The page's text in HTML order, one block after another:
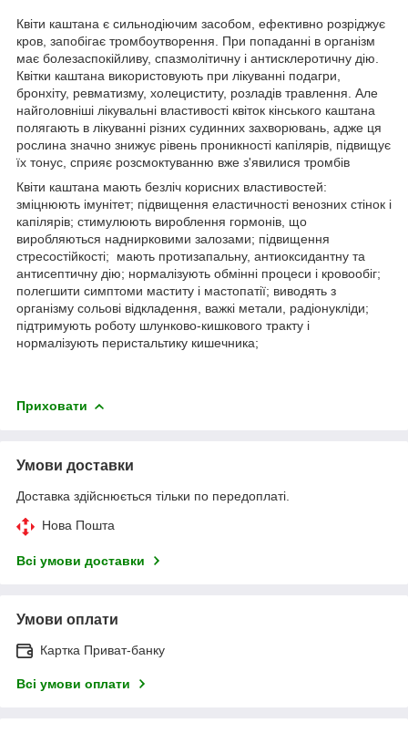
Квіти каштана є сильнодіючим засобом, ефективно розріджує
кров, запобігає тромбоутворення. При попаданні в організм
має болезаспокійливу, спазмолітичну і антисклеротичну дію.
Квітки каштана використовують при лікуванні подагри,
бронхіту, ревматизму, холециститу, розладів травлення. Але
найголовніші лікувальні властивості квіток кінського каштана
полягають в лікуванні різних судинних захворювань, адже ця
рослина значно знижує рівень проникності капілярів, підвищує
їх тонус, сприяє розсмоктуванню вже з'явилися тромбів
Квіти каштана мають безліч корисних властивостей:
зміцнюють імунітет; підвищення еластичності венозних стінок і
капілярів; стимулюють вироблення гормонів, що
виробляються наднирковими залозами; підвищення
стресостійкості; мають протизапальну, антиоксидантну та
антисептичну дію; нормалізують обмінні процеси і кровообіг;
полегшити симптоми маститу і мастопатії; виводять з
організму сольові відкладення, важкі метали, радіонукліди;
підтримують роботу шлунково-кишкового тракту і
нормалізують перистальтику кишечника;
Приховати
Умови доставки
Доставка здійснюється тільки по передоплаті.
Нова Пошта
Всі умови доставки
Умови оплати
Картка Приват-банку
Всі умови оплати